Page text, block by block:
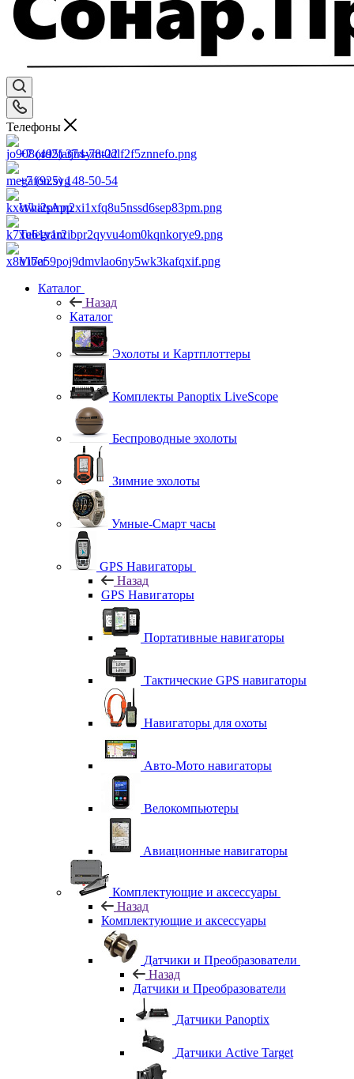
Телефоны
+7 (495) 374-78-22
+7 (925) 148-50-54
WhatsApp
Telegram
Viber
Каталог
Назад
Каталог
Эхолоты и Картплоттеры
Комплекты Panoptix LiveScope
Беспроводные эхолоты
Зимние эхолоты
Умные-Смарт часы
GPS Навигаторы
Назад
GPS Навигаторы
Портативные навигаторы
Тактические GPS навигаторы
Навигаторы для охоты
Авто-Мото навигаторы
Велокомпьютеры
Авиационные навигаторы
Комплектующие и аксессуары
Назад
Комплектующие и аксессуары
Датчики и Преобразователи
Назад
Датчики и Преобразователи
Датчики Panoptix
Датчики Active Target